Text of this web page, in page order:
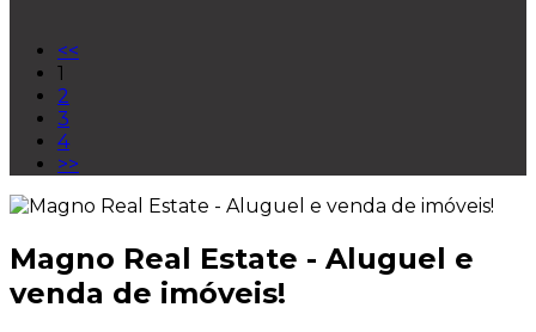
<<
1
2
3
4
>>
Magno Real Estate - Aluguel e
venda de imóveis!